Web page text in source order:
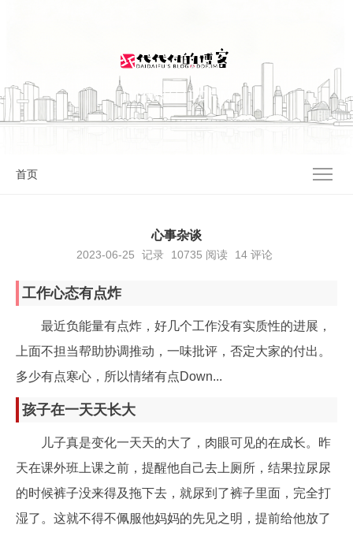
I'M 代代付 | DDF.IM
首页
心事杂谈
2023-06-25 记录 10735 阅读 14 评论
工作心态有点炸
最近负能量有点炸，好几个工作没有实质性的进展，
上面不担当帮助协调推动，一味批评，否定大家的付出。
多少有点寒心，所以情绪有点Down...
孩子在一天天长大
儿子真是变化一天天的大了，肉眼可见的在成长。昨
天在课外班上课之前，提醒他自己去上厕所，结果拉尿尿
的时候裤子没来得及拖下去，就尿到了裤子里面，完全打
湿了。这就不得不佩服他妈妈的先见之明，提前给他放了